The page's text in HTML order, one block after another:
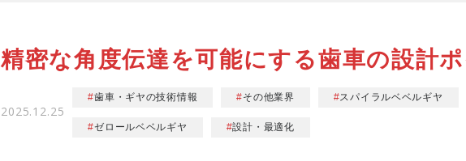
精密な角度伝達を可能にする歯車の設計
2025.12.25
歯車・ギヤの技術情報 その他業界 スパイラルベベルギヤ
ゼロールベベルギヤ 設計・最適化